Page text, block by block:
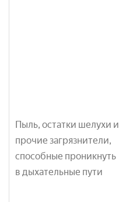
Пыль, остатки шелухи и
прочие загрязнители,
способные проникнуть
в дыхательные пути